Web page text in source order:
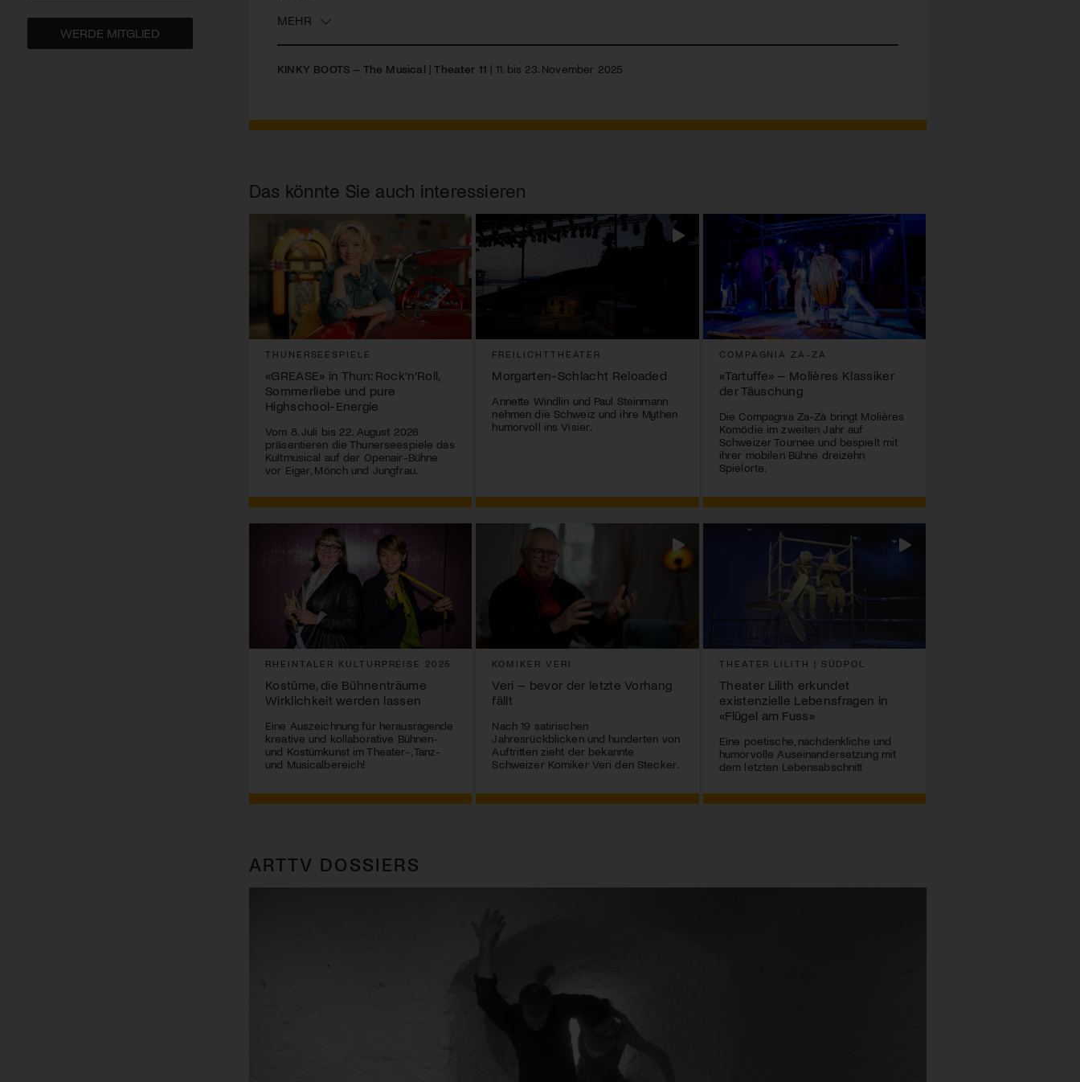
WERDE MITGLIED
MEHR
KINKY BOOTS – The Musical |Theater 11 | 11. bis 23. November 2025
Das könnte Sie auch interessieren
THUNERSEESPIELE
«GREASE» in Thun: Rock’n’Roll,
Sommerliebe und pure
Highschool-Energie
Vom 8. Juli bis 22. August 2026
präsentieren die Thunerseespiele das
Kultmusical auf der Openair-Bühne
vor Eiger, Mönch und Jungfrau.
FREILICHTTHEATER
Morgarten-Schlacht Reloaded
Annette Windlin und Paul Steinmann
nehmen die Schweiz und ihre Mythen
humorvoll ins Visier.
COMPAGNIA ZA-ZÀ
«Tartuffe» – Molières Klassiker
der Täuschung
Die Compagnia Za-Zà bringt Molières
Komödie im zweiten Jahr auf
Schweizer Tournee und bespielt mit
ihrer mobilen Bühne dreizehn
Spielorte.
RHEINTALER KULTURPREISE 2025
Kostüme, die Bühnenträume
Wirklichkeit werden lassen
Eine Auszeichnung für herausragende
kreative und kollaborative Bühnen-
und Kostümkunst im Theater-, Tanz-
und Musicalbereich!
KOMIKER VERI
Veri – bevor der letzte Vorhang
fällt
Nach 19 satirischen
Jahresrückblicken und hunderten von
Auftritten zieht der bekannte
Schweizer Komiker Veri den Stecker.
THEATER LILITH | SÜDPOL
Theater Lilith erkundet
existenzielle Lebensfragen in
«Flügel am Fuss»
Eine poetische, nachdenkliche und
humorvolle Auseinandersetzung mit
dem letzten Lebensabschnitt
ARTTV DOSSIERS